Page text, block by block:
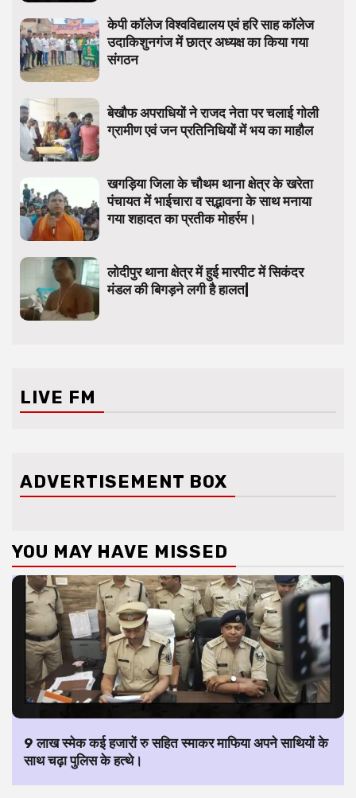
केपी कॉलेज विश्वविद्यालय एवं हरि साह कॉलेज
उदाकिशुनगंज में छात्र अध्यक्ष का किया गया
संगठन
बेखौफ अपराधियों ने राजद नेता पर चलाई गोली
ग्रामीण एवं जन प्रतिनिधियों में भय का माहौल
खगड़िया जिला के चौथम थाना क्षेत्र के खरेता
पंचायत में भाईचारा व सद्भावना के साथ मनाया
गया शहादत का प्रतीक मोहर्रम।
लोदीपुर थाना क्षेत्र में हुई मारपीट में सिकंदर
मंडल की बिगड़ने लगी है हालत|
LIVE FM
ADVERTISEMENT BOX
YOU MAY HAVE MISSED
9 लाख स्मेक कई हजारों रु सहित स्माकर माफिया अपने साथियों के
साथ चढ़ा पुलिस के हत्थे।